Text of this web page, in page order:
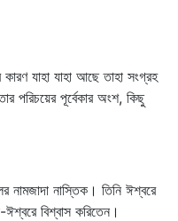
যাহা যাহা আছে তাহা সংগ্রহ
পরিচয়ের পূর্বেকার অংশ, কিছু
নামজাদা নাস্তিক। তিনি ঈশ্বরে
বিশ্বাস করিতেন।